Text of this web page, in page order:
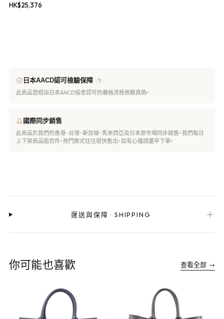
HK$25,376
日本AACD認可檢驗保障 ?
此商品曾經由日本AACD協會認可的嚴格流程檢驗真偽。
國際同步銷售
此商品於我們的香港、台灣、新加坡、馬來西亞及日本原市場同步銷售。我們每日
上下架商品逾百件，熱門款式往往很快售出，如有心儀請盡早下單。
運送與保障 · SHIPPING ＋
你可能也喜歡 查看全部 →